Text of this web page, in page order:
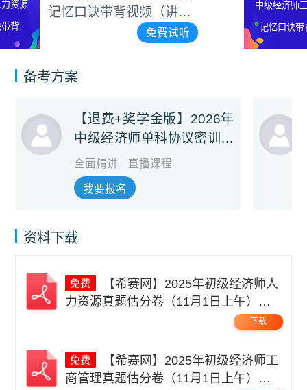
听
中级经济师工商管理
记忆口诀带背视频
口诀带背视频（讲师
碧茹）
免费
备考方案
【退费+奖学金版】2026年
中级经济师单科协议密训旗
舰班
全面精讲 直播课程
我要报名
资料下载
力资源真题估分卷（11月1日上午）无
下载
商管理真题估分卷（11月1日上午）无